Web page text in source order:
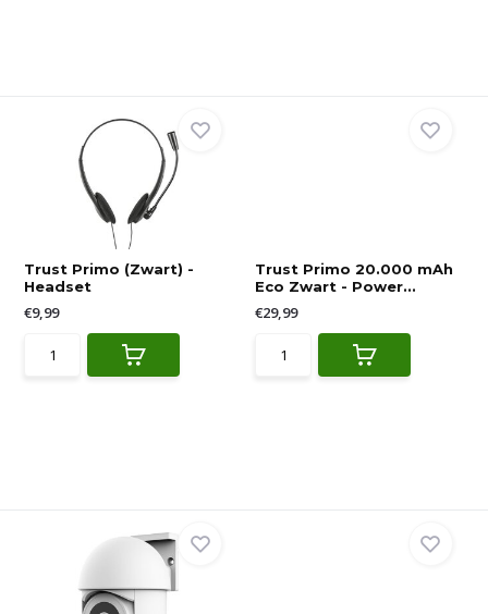
Trust Primo (Zwart) -
Headset
€9,99
Trust Primo 20.000 mAh
Eco Zwart - Power...
€29,99